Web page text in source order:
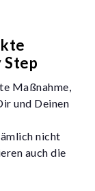
Step
Maßnahme,
und Deinen
nicht
auch die